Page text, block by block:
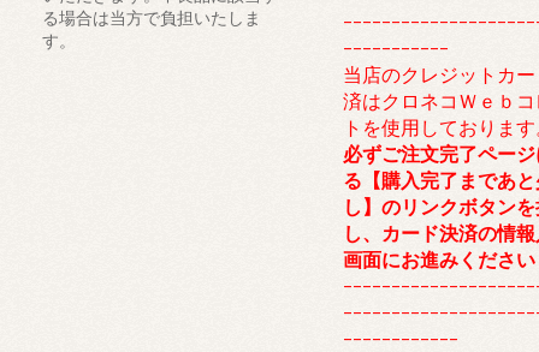
る場合は当方で負担いたしま
す。
-----------
当店のクレジットカ
済はクロネコＷｅｂ
トを使用しておりま
必ずご注文完了ペー
る【購入完了まであ
し】のリンクボタン
し、カード決済の情
画面にお進みください
------------